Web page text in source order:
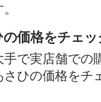
価格をチェッ
で実店舗での
ひの価格をチ